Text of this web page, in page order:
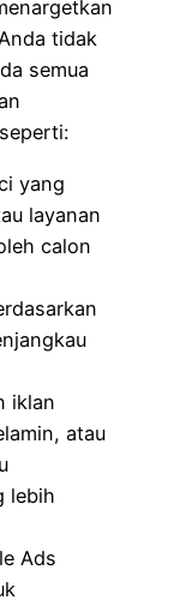
tidak
semua
yang
layanan
calon
iklan
atau
lebih
Ads